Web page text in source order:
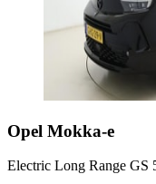
Opel Mokka-e
Electric Long Range GS